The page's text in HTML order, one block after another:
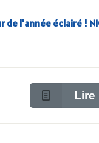
de l’année éclairé !
Lire